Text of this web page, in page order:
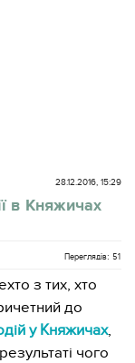
28.12.2016, 15:29
в Княжичах
Переглядів: 51
з тих, хто
до
у Княжичах,
чого